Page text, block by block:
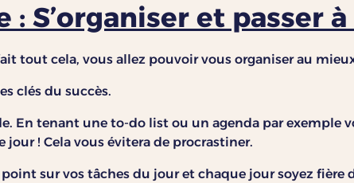
: S’organiser et passer à
tout cela, vous allez pouvoir vous organiser au
clés du succès.
En tenant une to-do list ou un agenda par exemple
! Cela vous évitera de procrastiner.
sur vos tâches du jour et chaque jour soyez fière